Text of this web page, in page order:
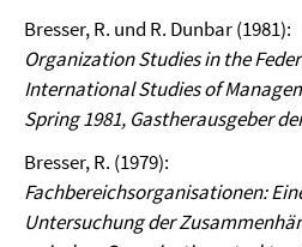
Bresser, R. und R. Dunbar (1981):
Organization Studies in the
International Studies of
Spring 1981, Gastherausgeber
Bresser, R. (1979):
Fachbereichsorganisationen:
Untersuchung der